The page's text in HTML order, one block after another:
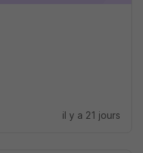
il y a 21 jours